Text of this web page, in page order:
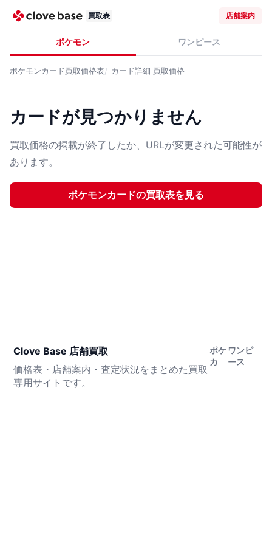
買取表 店舗案内
ポケモン ワンピース
ポケモンカード買取価格表 カード詳細 買取価格
カードが見つかりません
買取価格の掲載が終了したか、URLが変更された可能性が
あります。
ポケモンカードの買取表を見る
Clove Base 店舗買取
価格表・店舗案内・査定状況をまとめた買取
専用サイトです。
ポケ
カ
ワンピ
ース